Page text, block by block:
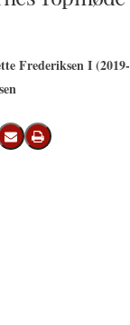
Frederiksen I
(Twitter)
LinkedIn
Send email
Print